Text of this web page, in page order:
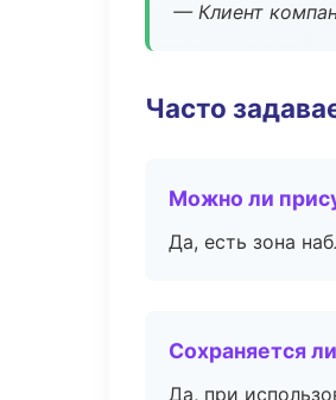
— Клиент
Часто
Можно ли
Да, есть зона
Сохраняется
Да, при